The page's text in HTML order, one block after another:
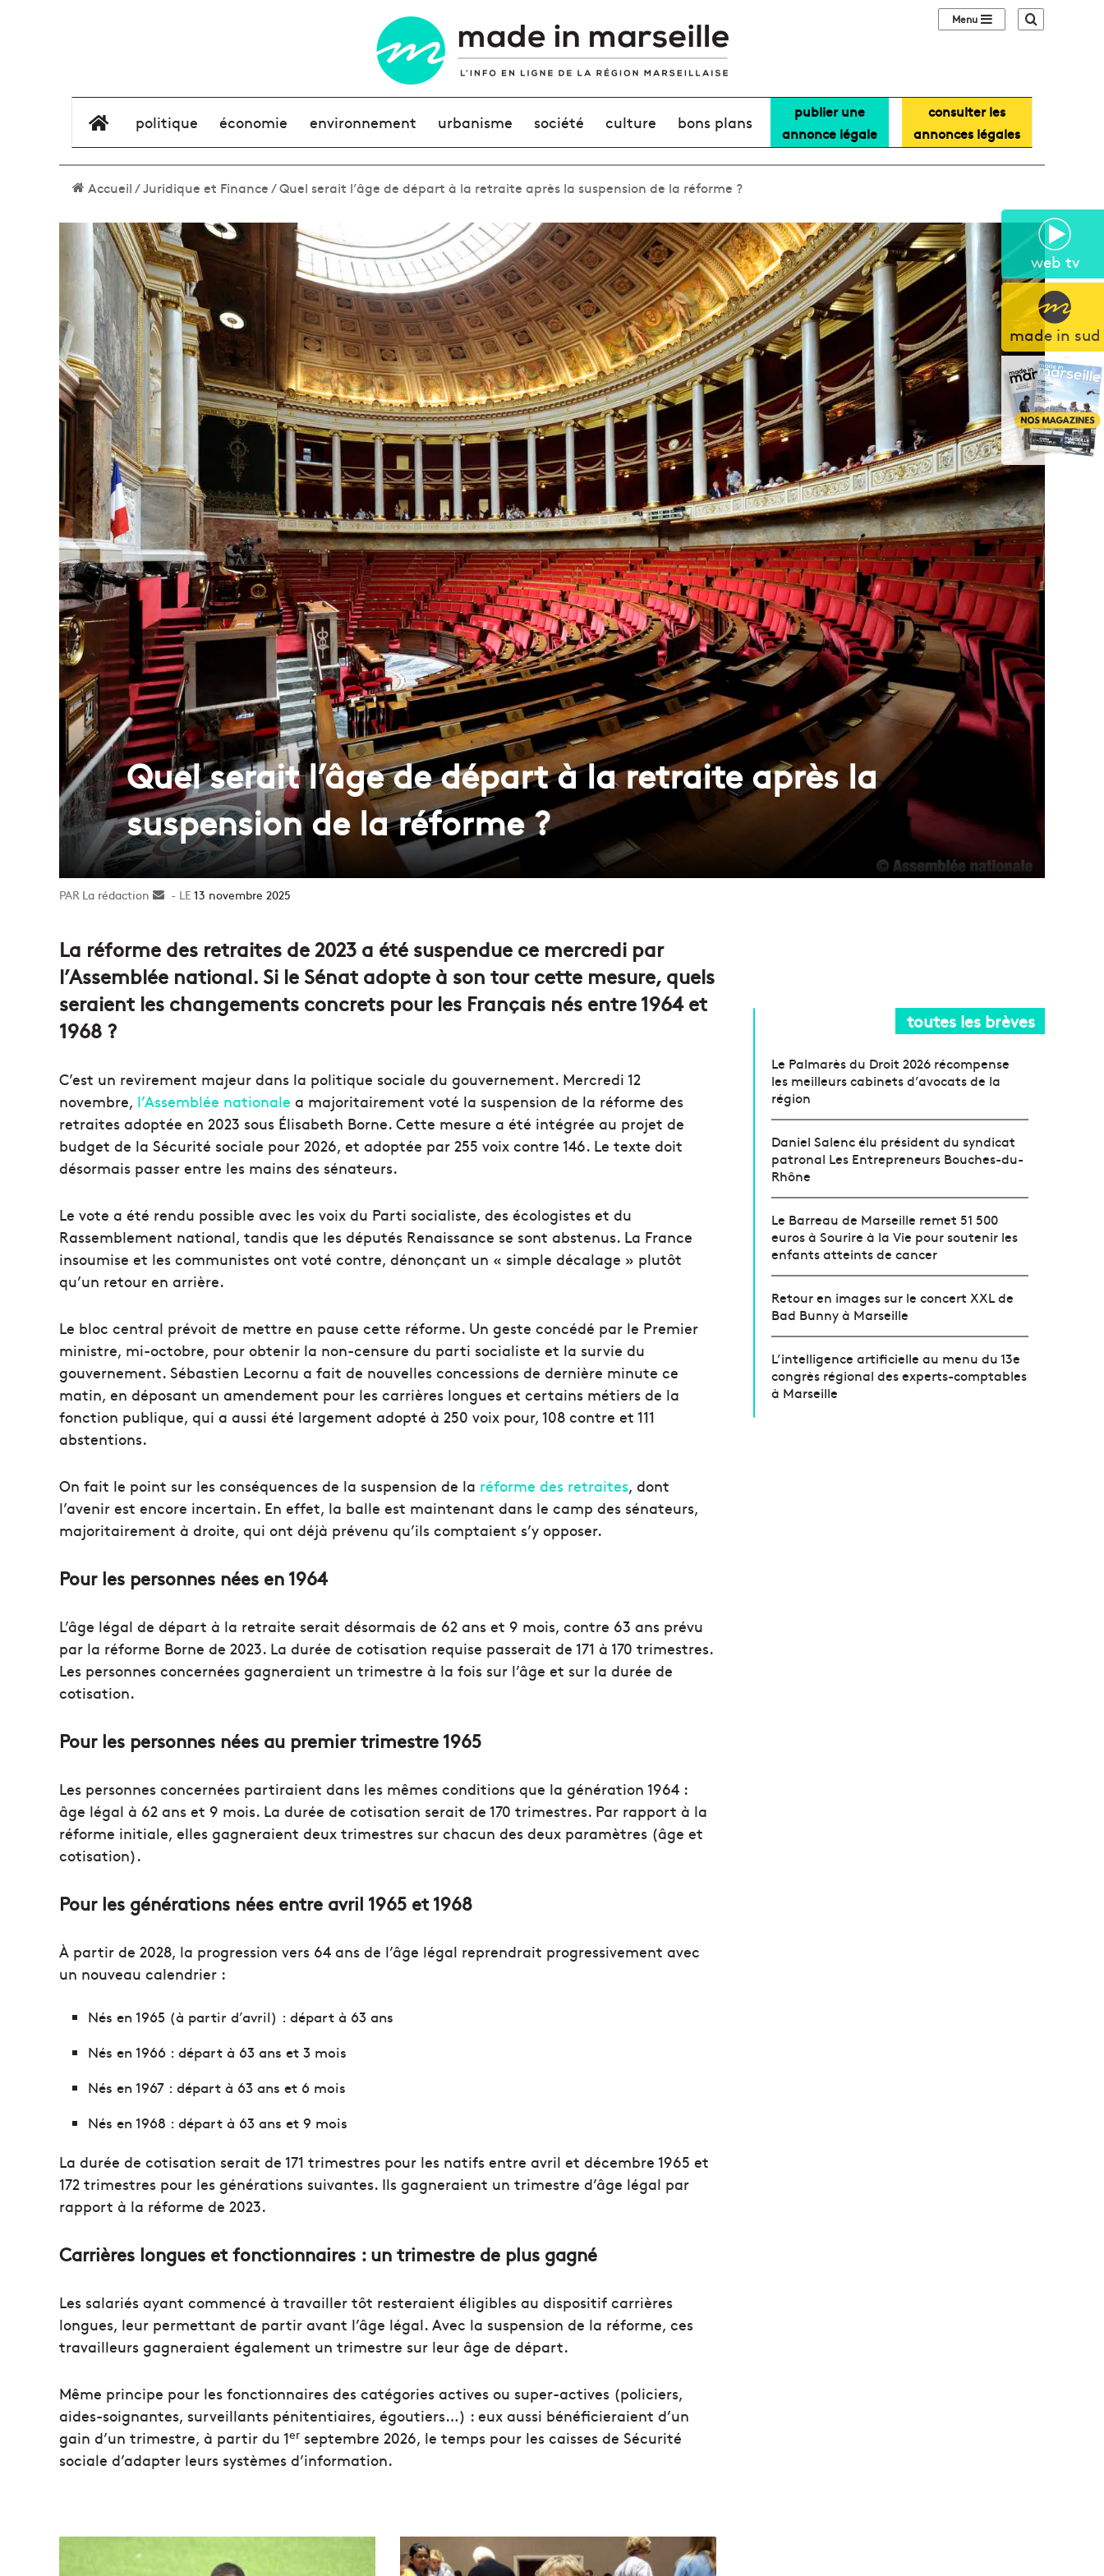
web tv
made in sud
Sidebar (barre
élément de menu
politique économie environnement urbanisme société culture bons plans
publier une
annonce légale
consulter les
annonces légales
Accueil/Juridique et Finance/Quel serait l’âge de départ à la retraite après la suspension de la réforme ?
Quel serait l’âge de départ à la retraite après la
suspension de la réforme ?
La rédaction
Envoyer13 novembre 2025
La réforme des retraites de 2023 a été suspendue ce mercredi par
l’Assemblée national. Si le Sénat adopte à son tour cette mesure, quels
seraient les changements concrets pour les Français nés entre 1964 et
1968 ?
C’est un revirement majeur dans la politique sociale du gouvernement. Mercredi 12
novembre, l’Assemblée nationale a majoritairement voté la suspension de la réforme des
retraites adoptée en 2023 sous Élisabeth Borne. Cette mesure a été intégrée au projet de
budget de la Sécurité sociale pour 2026, et adoptée par 255 voix contre 146. Le texte doit
désormais passer entre les mains des sénateurs.
Le vote a été rendu possible avec les voix du Parti socialiste, des écologistes et du
Rassemblement national, tandis que les députés Renaissance se sont abstenus. La France
insoumise et les communistes ont voté contre, dénonçant un « simple décalage » plutôt
qu’un retour en arrière.
Le bloc central prévoit de mettre en pause cette réforme. Un geste concédé par le Premier
ministre, mi-octobre, pour obtenir la non-censure du parti socialiste et la survie du
gouvernement. Sébastien Lecornu a fait de nouvelles concessions de dernière minute ce
matin, en déposant un amendement pour les carrières longues et certains métiers de la
fonction publique, qui a aussi été largement adopté à 250 voix pour, 108 contre et 111
abstentions.
On fait le point sur les conséquences de la suspension de la réforme des retraites, dont
l’avenir est encore incertain. En effet, la balle est maintenant dans le camp des sénateurs,
majoritairement à droite, qui ont déjà prévenu qu’ils comptaient s’y opposer.
Pour les personnes nées en 1964
L’âge légal de départ à la retraite serait désormais de 62 ans et 9 mois, contre 63 ans prévu
par la réforme Borne de 2023. La durée de cotisation requise passerait de 171 à 170 trimestres.
Les personnes concernées gagneraient un trimestre à la fois sur l’âge et sur la durée de
cotisation.
Pour les personnes nées au premier trimestre 1965
Les personnes concernées partiraient dans les mêmes conditions que la génération 1964 :
âge légal à 62 ans et 9 mois. La durée de cotisation serait de 170 trimestres. Par rapport à la
réforme initiale, elles gagneraient deux trimestres sur chacun des deux paramètres (âge et
cotisation).
Pour les générations nées entre avril 1965 et 1968
À partir de 2028, la progression vers 64 ans de l’âge légal reprendrait progressivement avec
un nouveau calendrier :
Nés en 1965 (à partir d’avril) : départ à 63 ans
Nés en 1966 : départ à 63 ans et 3 mois
Nés en 1967 : départ à 63 ans et 6 mois
Nés en 1968 : départ à 63 ans et 9 mois
La durée de cotisation serait de 171 trimestres pour les natifs entre avril et décembre 1965 et
172 trimestres pour les générations suivantes. Ils gagneraient un trimestre d’âge légal par
rapport à la réforme de 2023.
Carrières longues et fonctionnaires : un trimestre de plus gagné
Les salariés ayant commencé à travailler tôt resteraient éligibles au dispositif carrières
longues, leur permettant de partir avant l’âge légal. Avec la suspension de la réforme, ces
travailleurs gagneraient également un trimestre sur leur âge de départ.
Même principe pour les fonctionnaires des catégories actives ou super-actives (policiers,
aides-soignantes, surveillants pénitentiaires, égoutiers…) : eux aussi bénéficieraient d’un
gain d’un trimestre, à partir du 1er septembre 2026, le temps pour les caisses de Sécurité
sociale d’adapter leurs systèmes d’information.
s
toutes les brèves
Le Palmarès du Droit 2026 récompense
les meilleurs cabinets d’avocats de la
région
Daniel Salenc élu président du syndicat
patronal Les Entrepreneurs Bouches-du-
Rhône
Le Barreau de Marseille remet 51 500
euros à Sourire à la Vie pour soutenir les
enfants atteints de cancer
Retour en images sur le concert XXL de
Bad Bunny à Marseille
L’intelligence artificielle au menu du 13e
congrès régional des experts-comptables
à Marseille